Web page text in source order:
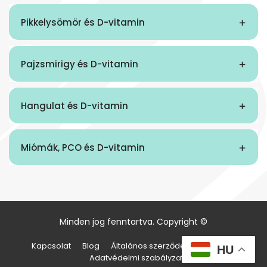
Az együtt szedés előnyei
Pikkelysömör és D-vitamin +
Pajzsmirigy és D-vitamin +
Hangulat és D-vitamin +
Miómák, PCO és D-vitamin +
Minden jog fenntartva. Copyright ©
Kapcsolat Blog
Általános szerződési feltételek
Adatvédelmi szabályzat
HU